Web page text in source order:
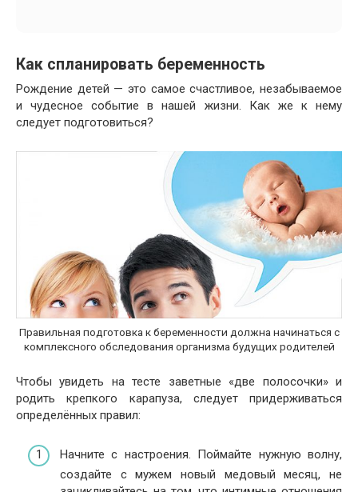
Как спланировать беременность
Рождение детей — это самое счастливое, незабываемое
и чудесное событие в нашей жизни. Как же к нему
следует подготовиться?
Правильная подготовка к беременности должна начинаться с
комплексного обследования организма будущих родителей
Чтобы увидеть на тесте заветные «две полосочки» и
родить крепкого карапуза, следует придерживаться
определённых правил:
Начните с настроения. Поймайте нужную волну,
создайте с мужем новый медовый месяц, не